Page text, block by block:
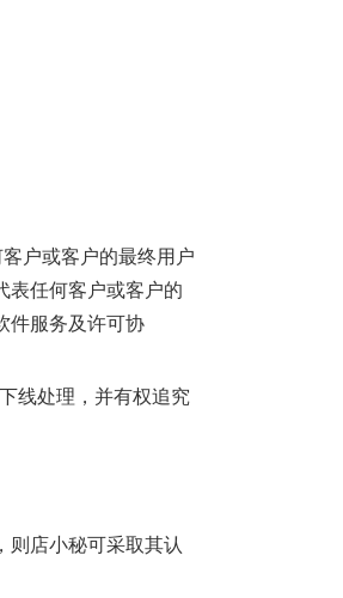
户或客户的最终用户
表任何客户或客户的
件服务及许可协
线处理，并有权追究
则店小秘可采取其认